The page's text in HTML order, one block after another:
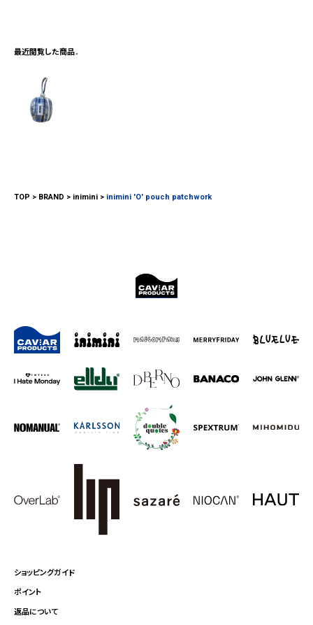
最近閲覧した商品
TOP BRAND inimini inimini 'O' pouch patchwork
ショッピングガイド
ポイント
返品について